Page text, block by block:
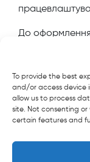
To provide the best
and/or access device
allow us to process
site. Not consenting
certain features and
До оформлення
1. Співбесіда
з персоналу.
2. Співбесіда з